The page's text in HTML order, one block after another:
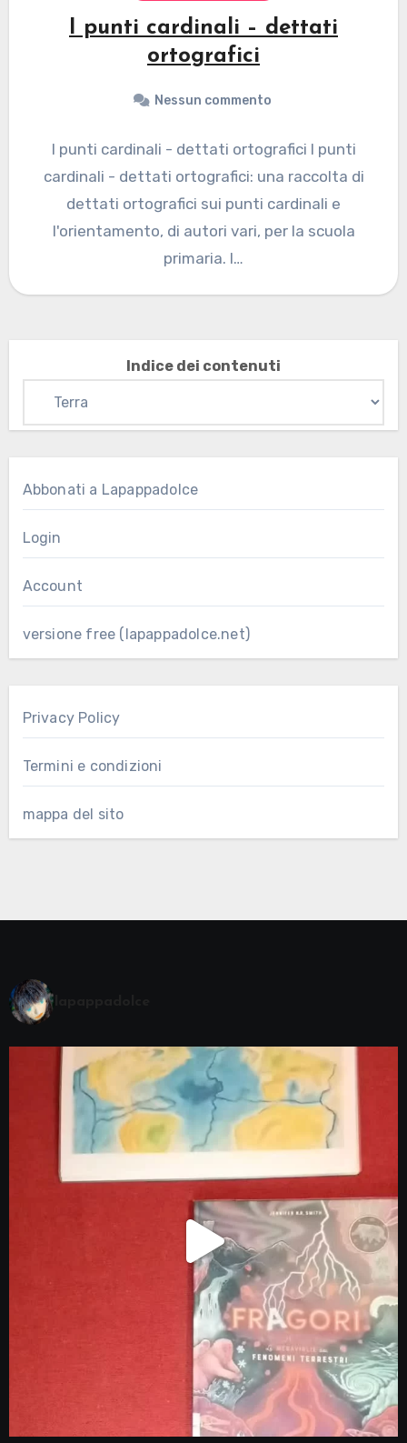
I punti cardinali – dettati
ortografici
Nessun commento
I punti cardinali - dettati ortografici I punti
cardinali - dettati ortografici: una raccolta di
dettati ortografici sui punti cardinali e
l'orientamento, di autori vari, per la scuola
primaria. I…
Indice dei contenuti
Abbonati a Lapappadolce
Login
Account
versione free (lapappadolce.net)
Privacy Policy
Termini e condizioni
mappa del sito